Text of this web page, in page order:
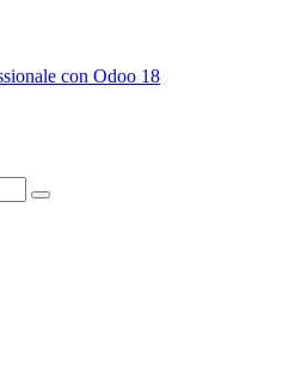
con Odoo 18